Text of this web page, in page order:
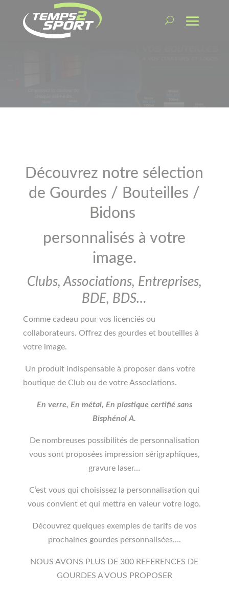
Découvrez notre sélection
de Gourdes / Bouteilles /
Bidons
personnalisés à votre
image.
Clubs, Associations, Entreprises,
BDE, BDS…
Comme cadeau pour vos licenciés ou
collaborateurs. Offrez des gourdes et bouteilles à
votre image.
Un produit indispensable à proposer dans votre
boutique de Club ou de votre Associations.
En verre, En métal, En plastique certifié sans
Bisphénol A.
De nombreuses possibilités de personnalisation
vous sont proposées impression sérigraphiques,
gravure laser…
C’est vous qui choisissez la personnalisation qui
vous convient et qui mettra en valeur votre logo.
Découvrez quelques exemples de tarifs de vos
prochaines gourdes personnalisées….
NOUS AVONS PLUS DE 300 REFERENCES DE
GOURDES A VOUS PROPOSER